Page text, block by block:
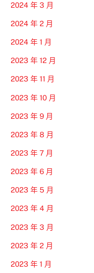
2024 年 3 月
2024 年 2 月
2024 年 1 月
2023 年 12 月
2023 年 11 月
2023 年 10 月
2023 年 9 月
2023 年 8 月
2023 年 7 月
2023 年 6 月
2023 年 5 月
2023 年 4 月
2023 年 3 月
2023 年 2 月
2023 年 1 月